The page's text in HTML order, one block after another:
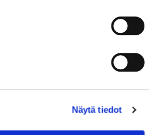
Näytä tiedot